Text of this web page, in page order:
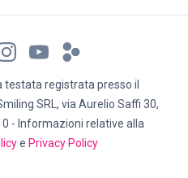
testata registrata presso il
SRL, via Aurelio Saffi 30,
- Informazioni relative alla
e Privacy Policy